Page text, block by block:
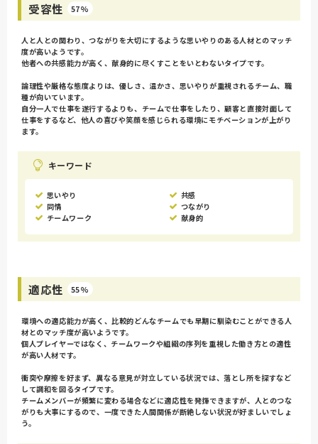
受容性 57%
人と人との関わり、つながりを大切にするような思いやりのある人材とのマッチ
度が高いようです。
他者への共感能力が高く、献身的に尽くすことをいとわないタイプです。
論理性や厳格な態度よりは、優しさ、温かさ、思いやりが重視されるチーム、職
種が向いています。
自分一人で仕事を遂行するよりも、チームで仕事をしたり、顧客と直接対面して
仕事をするなど、他人の喜びや笑顔を感じられる環境にモチベーションが上がり
ます。
キーワード
思いやり
共感
同情
つながり
チームワーク
献身的
適応性 55%
環境への適応能力が高く、比較的どんなチームでも早期に馴染むことができる人
材とのマッチ度が高いようです。
個人プレイヤーではなく、チームワークや組織の序列を重視した働き方との適性
が高い人材です。
衝突や摩擦を好まず、異なる意見が対立している状況では、落とし所を探すなど
して調和を図るタイプです。
チームメンバーが頻繁に変わる場合などに適応性を発揮できますが、人とのつな
がりも大事にするので、一度できた人間関係が断絶しない状況が好ましいでしょ
う。